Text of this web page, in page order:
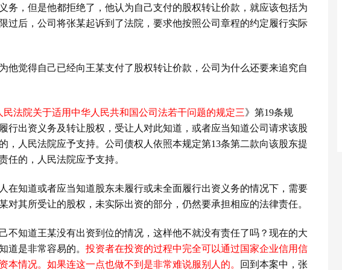
务，但是他都拒绝了，他认为自己支付的股权转让价款，就应该包括为
过后，公司将张某起诉到了法院，要求他按照公司章程的约定履行实际
他觉得自己已经向王某支付了股权转让价款，公司为什么还要来追究自
民法院关于适用中华人民共和国公司法若干问题的规定三》第19条规
行出资义务及转让股权，受让人对此知道，或者应当知道公司请求该股
，人民法院应予支持。公司债权人依照本规定第13条第二款向该股东提
任的，人民法院应予支持。
在知道或者应当知道股东未履行或未全面履行出资义务的情况下，需要
对其所受让的股权，未实际出资的部分，仍然要承担相应的法律责任。
不知道王某没有出资到位的情况，这样他不就没有责任了吗？现在的大
道是非常容易的。 投资者在投资的过程中完全可以通过国家企业信用信
本情况。如果连这一点也做不到是非常难说服别人的。
回到本案中，张